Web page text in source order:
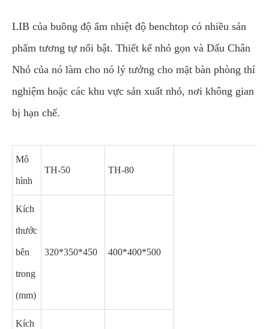
LIB của buồng độ ẩm nhiệt độ benchtop có nhiều sản
phẩm tương tự nổi bật. Thiết kế nhỏ gọn và Dấu Chân
Nhỏ của nó làm cho nó lý tưởng cho mặt bàn phòng thí
nghiệm hoặc các khu vực sản xuất nhỏ, nơi không gian
bị hạn chế.
Mô
hình
TH-50 TH-80
Kích
thước
bên
trong
(mm)
320*350*450 400*400*500
Kích